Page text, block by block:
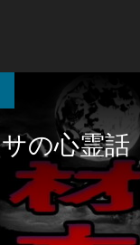
の心霊話